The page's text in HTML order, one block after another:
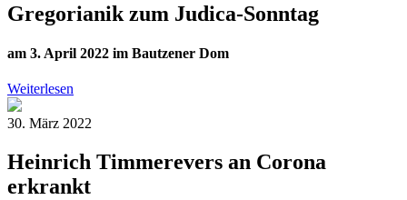
Gregorianik zum Judica-Sonntag
am 3. April 2022 im Bautzener Dom
Weiterlesen
30. März 2022
Heinrich Timmerevers an Corona
erkrankt